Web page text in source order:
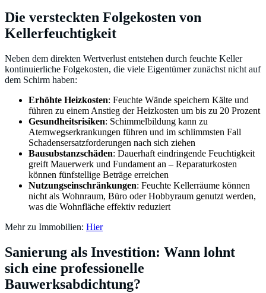
Die versteckten Folgekosten von
Kellerfeuchtigkeit
Neben dem direkten Wertverlust entstehen durch feuchte Keller
kontinuierliche Folgekosten, die viele Eigentümer zunächst nicht auf
dem Schirm haben:
Erhöhte Heizkosten: Feuchte Wände speichern Kälte und
führen zu einem Anstieg der Heizkosten um bis zu 20 Prozent
Gesundheitsrisiken: Schimmelbildung kann zu
Atemwegserkrankungen führen und im schlimmsten Fall
Schadensersatzforderungen nach sich ziehen
Bausubstanzschäden: Dauerhaft eindringende Feuchtigkeit
greift Mauerwerk und Fundament an – Reparaturkosten
können fünfstellige Beträge erreichen
Nutzungseinschränkungen: Feuchte Kellerräume können
nicht als Wohnraum, Büro oder Hobbyraum genutzt werden,
was die Wohnfläche effektiv reduziert
Mehr zu Immobilien: Hier
Sanierung als Investition: Wann lohnt
sich eine professionelle
Bauwerksabdichtung?